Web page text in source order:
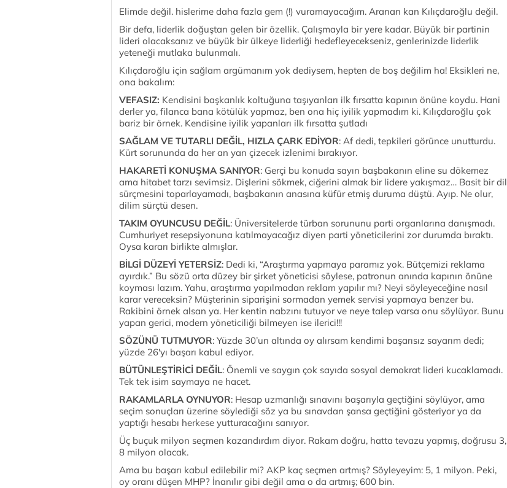
Elimde değil. hislerime daha fazla gem (!) vuramayacağım. Aranan kan Kılıçdaroğlu değil.
Bir defa, liderlik doğuştan gelen bir özellik. Çalışmayla bir yere kadar. Büyük bir partinin
lideri olacaksanız ve büyük bir ülkeye liderliği hedefleyecekseniz, genlerinizde liderlik
yeteneği mutlaka bulunmalı.
Kılıçdaroğlu için sağlam argümanım yok dediysem, hepten de boş değilim ha! Eksikleri ne,
ona bakalım:
VEFASIZ: Kendisini başkanlık koltuğuna taşıyanları ilk fırsatta kapının önüne koydu. Hani
derler ya, filanca bana kötülük yapmaz, ben ona hiç iyilik yapmadım ki. Kılıçdaroğlu çok
bariz bir örnek. Kendisine iyilik yapanları ilk fırsatta şutladı
SAĞLAM VE TUTARLI DEĞİL, HIZLA ÇARK EDİYOR: Af dedi, tepkileri görünce unutturdu.
Kürt sorununda da her an yan çizecek izlenimi bırakıyor.
HAKARETİ KONUŞMA SANIYOR: Gerçi bu konuda sayın başbakanın eline su dökemez
ama hitabet tarzı sevimsiz. Dişlerini sökmek, ciğerini almak bir lidere yakışmaz… Basit bir dil
sürçmesini toparlayamadı, başbakanın anasına küfür etmiş duruma düştü. Ayıp. Ne olur,
dilim sürçtü desen.
TAKIM OYUNCUSU DEĞİL: Üniversitelerde türban sorununu parti organlarına danışmadı.
Cumhuriyet resepsiyonuna katılmayacağız diyen parti yöneticilerini zor durumda bıraktı.
Oysa kararı birlikte almışlar.
BİLGİ DÜZEYİ YETERSİZ: Dedi ki, “Araştırma yapmaya paramız yok. Bütçemizi reklama
ayırdık.” Bu sözü orta düzey bir şirket yöneticisi söylese, patronun anında kapının önüne
koyması lazım. Yahu, araştırma yapılmadan reklam yapılır mı? Neyi söyleyeceğine nasıl
karar vereceksin? Müşterinin siparişini sormadan yemek servisi yapmaya benzer bu.
Rakibini örnek alsan ya. Her kentin nabzını tutuyor ve neye talep varsa onu söylüyor. Bunu
yapan gerici, modern yöneticiliği bilmeyen ise ilerici!!!
SÖZÜNÜ TUTMUYOR: Yüzde 30’un altında oy alırsam kendimi başarısız sayarım dedi;
yüzde 26'yı başarı kabul ediyor.
BÜTÜNLEŞTİRİCİ DEĞİL: Önemli ve saygın çok sayıda sosyal demokrat lideri kucaklamadı.
Tek tek isim saymaya ne hacet.
RAKAMLARLA OYNUYOR: Hesap uzmanlığı sınavını başarıyla geçtiğini söylüyor, ama
seçim sonuçları üzerine söylediği söz ya bu sınavdan şansa geçtiğini gösteriyor ya da
yaptığı hesabı herkese yutturacağını sanıyor.
Üç buçuk milyon seçmen kazandırdım diyor. Rakam doğru, hatta tevazu yapmış, doğrusu 3,
8 milyon olacak.
Ama bu başarı kabul edilebilir mi? AKP kaç seçmen artmış? Söyleyeyim: 5, 1 milyon. Peki,
oy oranı düşen MHP? İnanılır gibi değil ama o da artmış; 600 bin.